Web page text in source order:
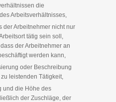
die
Arbeitsverhältnisses,
der Arbeitnehmer nicht nur
tätig sein soll,
der Arbeitnehmer an
werden kann,
oder Beschreibung
leistenden Tätigkeit,
und die Höhe des
der Zuschläge, der